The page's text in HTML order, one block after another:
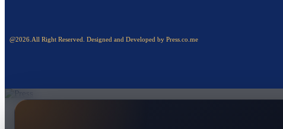
@2026.All Right Reserved. Designed and Developed by Press.co.me